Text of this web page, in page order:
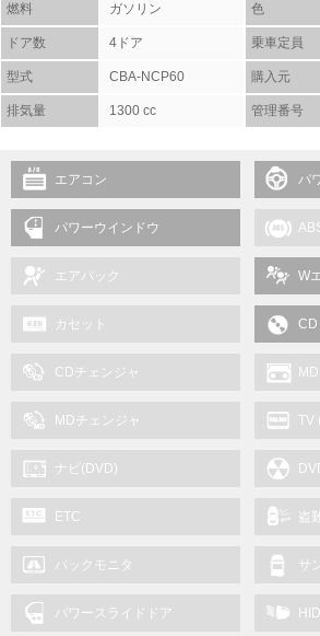
燃料 ガソリン 色
ドア数 4ドア 乗車定員
型式 CBA-NCP60 購入元
排気量 1300 cc 管理番号
エアコン パ
パワーウインドウ
エアバック W
カセット CD
CDチェンジャ MD
MDチェンジャ TV
ナビ(DVD)
ETC 盗
バックモニタ サ
パワースライドドア